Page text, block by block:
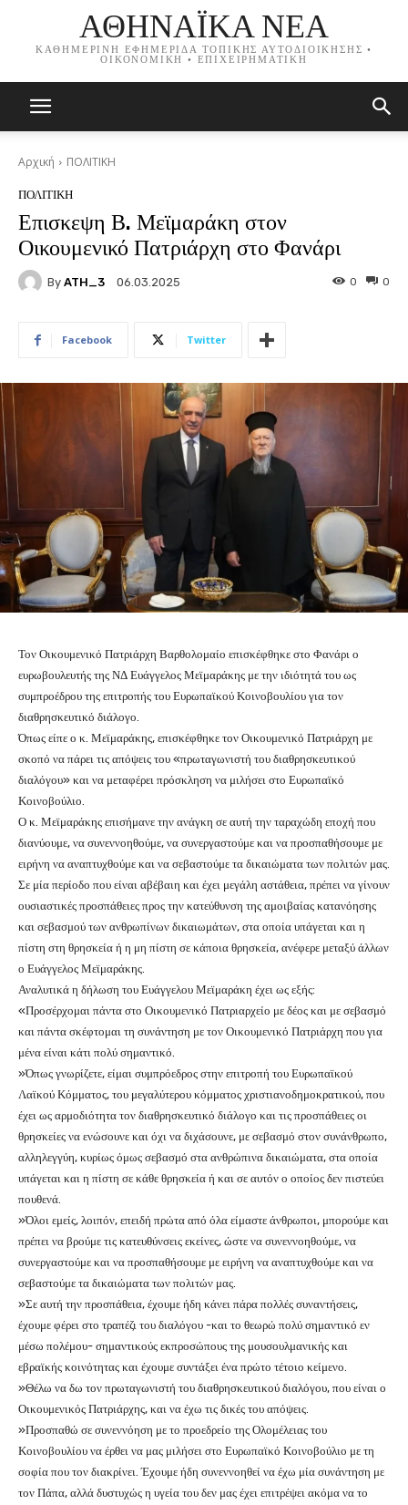
ΑΘΗΝΑΪΚΑ ΝΕΑ
ΚΑΘΗΜΕΡΙΝΗ ΕΦΗΜΕΡΙΔΑ ΤΟΠΙΚΗΣ ΑΥΤΟΔΙΟΙΚΗΣΗΣ •
ΟΙΚΟΝΟΜΙΚΗ • ΕΠΙΧΕΙΡΗΜΑΤΙΚΗ
Αρχική ΠΟΛΙΤΙΚΗ
ΠΟΛΙΤΙΚΗ
Επισκεψη Β. Μεϊμαράκη στον
Οικουμενικό Πατριάρχη στο Φανάρι
By ATH_3 06.03.2025 0
0
Facebook Twitter
Τον Οικουμενικό Πατριάρχη Βαρθολομαίο επισκέφθηκε στο Φανάρι ο
ευρωβουλευτής της ΝΔ Ευάγγελος Μεϊμαράκης με την ιδιότητά του ως
συμπροέδρου της επιτροπής του Ευρωπαϊκού Κοινοβουλίου για τον
διαθρησκευτικό διάλογο.
Όπως είπε ο κ. Μεϊμαράκης, επισκέφθηκε τον Οικουμενικό Πατριάρχη με
σκοπό να πάρει τις απόψεις του «πρωταγωνιστή του διαθρησκευτικού
διαλόγου» και να μεταφέρει πρόσκληση να μιλήσει στο Ευρωπαϊκό
Κοινοβούλιο.
Ο κ. Μεϊμαράκης επισήμανε την ανάγκη σε αυτή την ταραχώδη εποχή που
διανύουμε, να συνεννοηθούμε, να συνεργαστούμε και να προσπαθήσουμε με
ειρήνη να αναπτυχθούμε και να σεβαστούμε τα δικαιώματα των πολιτών μας.
Σε μία περίοδο που είναι αβέβαιη και έχει μεγάλη αστάθεια, πρέπει να γίνουν
ουσιαστικές προσπάθειες προς την κατεύθυνση της αμοιβαίας κατανόησης
και σεβασμού των ανθρωπίνων δικαιωμάτων, στα οποία υπάγεται και η
πίστη στη θρησκεία ή η μη πίστη σε κάποια θρησκεία, ανέφερε μεταξύ άλλων
ο Ευάγγελος Μεϊμαράκης.
Αναλυτικά η δήλωση του Ευάγγελου Μεϊμαράκη έχει ως εξής:
«Προσέρχομαι πάντα στο Οικουμενικό Πατριαρχείο με δέος και με σεβασμό
και πάντα σκέφτομαι τη συνάντηση με τον Οικουμενικό Πατριάρχη που για
μένα είναι κάτι πολύ σημαντικό.
»Όπως γνωρίζετε, είμαι συμπρόεδρος στην επιτροπή του Ευρωπαϊκού
Λαϊκού Κόμματος, του μεγαλύτερου κόμματος χριστιανοδημοκρατικού, που
έχει ως αρμοδιότητα τον διαθρησκευτικό διάλογο και τις προσπάθειες οι
θρησκείες να ενώσουνε και όχι να διχάσουνε, με σεβασμό στον συνάνθρωπο,
αλληλεγγύη, κυρίως όμως σεβασμό στα ανθρώπινα δικαιώματα, στα οποία
υπάγεται και η πίστη σε κάθε θρησκεία ή και σε αυτόν ο οποίος δεν πιστεύει
πουθενά.
»Όλοι εμείς, λοιπόν, επειδή πρώτα από όλα είμαστε άνθρωποι, μπορούμε και
πρέπει να βρούμε τις κατευθύνσεις εκείνες, ώστε να συνεννοηθούμε, να
συνεργαστούμε και να προσπαθήσουμε με ειρήνη να αναπτυχθούμε και να
σεβαστούμε τα δικαιώματα των πολιτών μας.
»Σε αυτή την προσπάθεια, έχουμε ήδη κάνει πάρα πολλές συναντήσεις,
έχουμε φέρει στο τραπέζι του διαλόγου -και το θεωρώ πολύ σημαντικό εν
μέσω πολέμου- σημαντικούς εκπροσώπους της μουσουλμανικής και
εβραϊκής κοινότητας και έχουμε συντάξει ένα πρώτο τέτοιο κείμενο.
»Θέλω να δω τον πρωταγωνιστή του διαθρησκευτικού διαλόγου, που είναι ο
Οικουμενικός Πατριάρχης, και να έχω τις δικές του απόψεις.
»Προσπαθώ σε συνεννόηση με το προεδρείο της Ολομέλειας του
Κοινοβουλίου να έρθει να μας μιλήσει στο Ευρωπαϊκό Κοινοβούλιο με τη
σοφία που τον διακρίνει. Έχουμε ήδη συνεννοηθεί να έχω μία συνάντηση με
τον Πάπα, αλλά δυστυχώς η υγεία του δεν μας έχει επιτρέψει ακόμα να το